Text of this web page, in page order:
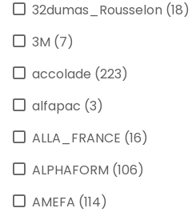
32dumas_Rousselon (18)
3M (7)
accolade (223)
alfapac (3)
ALLA_FRANCE (16)
ALPHAFORM (106)
AMEFA (114)